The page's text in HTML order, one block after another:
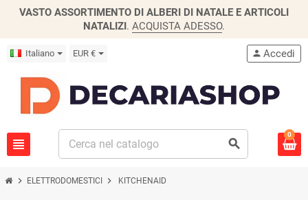
VASTO ASSORTIMENTO DI ALBERI DI NATALE E ARTICOLI
NATALIZI. ACQUISTA ADESSO.
Italiano EUR €
view_headline search
person Accedi
0
chevron_right ELETTRODOMESTICI chevron_right KITCHENAID